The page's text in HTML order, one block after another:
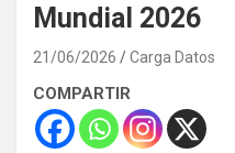
Mundial 2026
21/06/2026 Carga Datos
COMPARTIR